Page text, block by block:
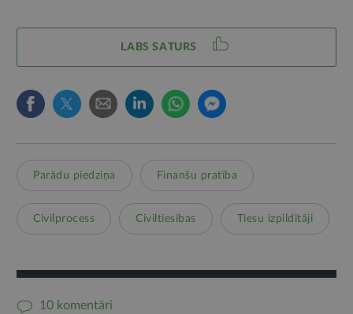
LABS SATURS
Parādu piedziņa Finanšu pratība
Civilprocess Civiltiesības Tiesu izpildītāji
10 komentāri